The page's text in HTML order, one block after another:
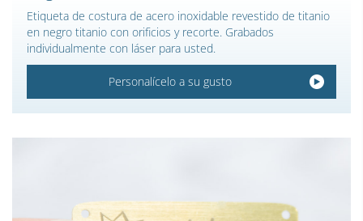
Etiqueta de costura de acero inoxidable revestido de titanio
en negro titanio con orificios y recorte. Grabados
individualmente con láser para usted.
Personalícelo a su gusto